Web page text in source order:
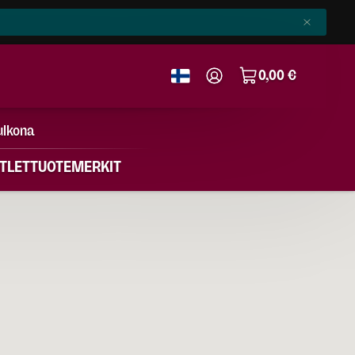
0,00 €
TUOTEMERKIT